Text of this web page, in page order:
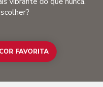
FAVORITA